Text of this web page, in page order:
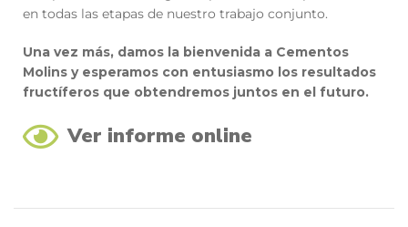
en todas las etapas de nuestro trabajo conjunto.
Una vez más, damos la bienvenida a Cementos
Molins y esperamos con entusiasmo los resultados
fructíferos que obtendremos juntos en el futuro.
Ver informe online